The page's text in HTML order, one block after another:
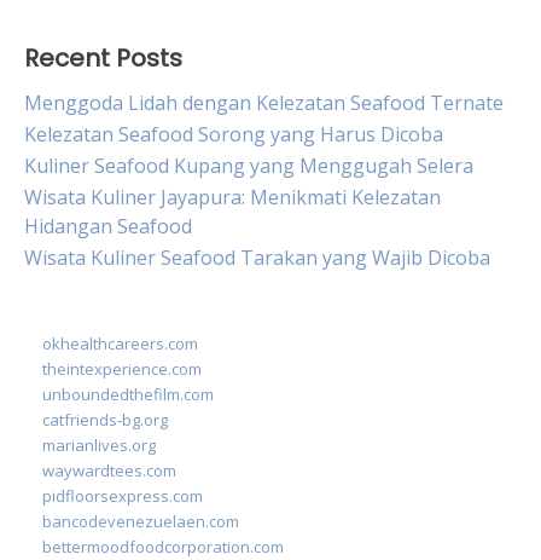
Recent Posts
Menggoda Lidah dengan Kelezatan Seafood Ternate
Kelezatan Seafood Sorong yang Harus Dicoba
Kuliner Seafood Kupang yang Menggugah Selera
Wisata Kuliner Jayapura: Menikmati Kelezatan
Hidangan Seafood
Wisata Kuliner Seafood Tarakan yang Wajib Dicoba
okhealthcareers.com
theintexperience.com
unboundedthefilm.com
catfriends-bg.org
marianlives.org
waywardtees.com
pidfloorsexpress.com
bancodevenezuelaen.com
bettermoodfoodcorporation.com